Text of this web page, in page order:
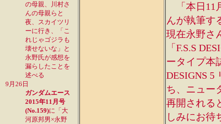
の母親、川村さ
んの母親らと
夜、スカイツリ
ーに行き、「こ
れじゃゴジラも
壊せないな」と
永野氏が感想を
漏らしたことを
述べる
9月26日
ガンダムエース
2015年11月号
(No.159)に「大
河原邦男×永野
「本日11
んが執筆す
現在永野さ
「F.S.S
ータイプ本
DESIGNS 5
ち、ニュー
再開される
しみにお待